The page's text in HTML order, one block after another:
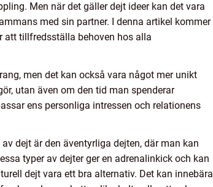
Men när det gäller dejt ideer kan det vara
med sin partner. I denna artikel kommer
att tillfredsställa behoven hos alla
men det kan också vara något mer unikt
utan även om den tid man spenderar
ens personliga intressen och relationens
dejt är den äventyrliga dejten, där man kan
typer av dejter ger en adrenalinkick och kan
dejt vara ett bra alternativ. Det kan innebära